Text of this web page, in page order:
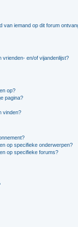
van iemand op dit forum
vrienden- en/of vijandenlijst?
op?
pagina?
vinden?
op specifieke onderwerpen?
op specifieke forums?